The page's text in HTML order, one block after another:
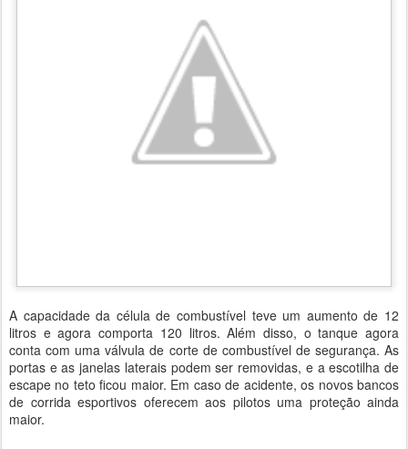
A capacidade da célula de combustível teve um aumento de 12
litros e agora comporta 120 litros. Além disso, o tanque agora
conta com uma válvula de corte de combustível de segurança. As
portas e as janelas laterais podem ser removidas, e a escotilha de
escape no teto ficou maior. Em caso de acidente, os novos bancos
de corrida esportivos oferecem aos pilotos uma proteção ainda
maior.